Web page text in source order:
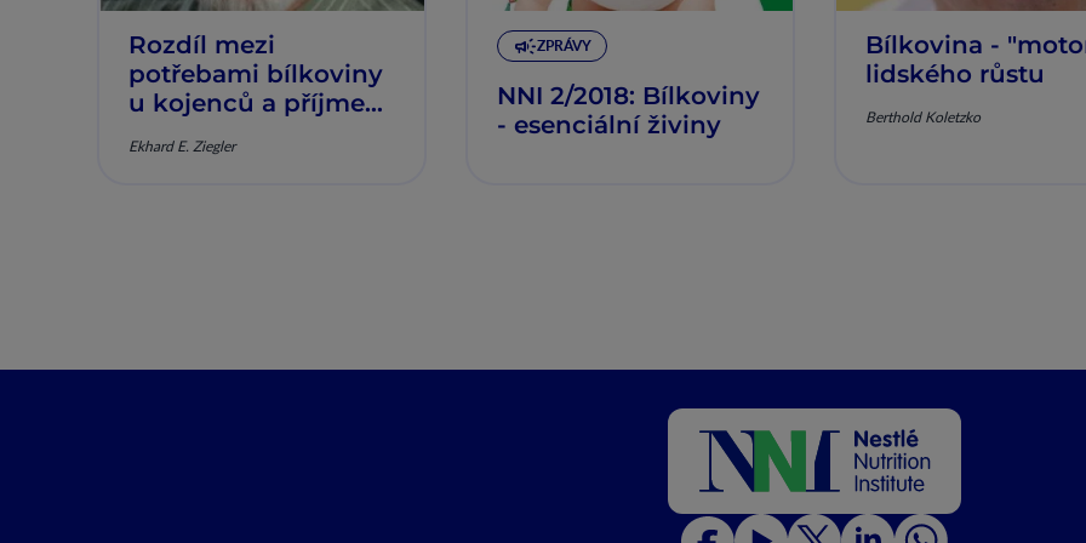
Rozdíl mezi
potřebami bílkoviny
u kojenců a příjmem
Ekhard E. Ziegler
ZPRÁVY
NNI 2/2018: Bílkoviny
- esenciální živiny
Bílkovina -
lidského růstu
Berthold Koletzko